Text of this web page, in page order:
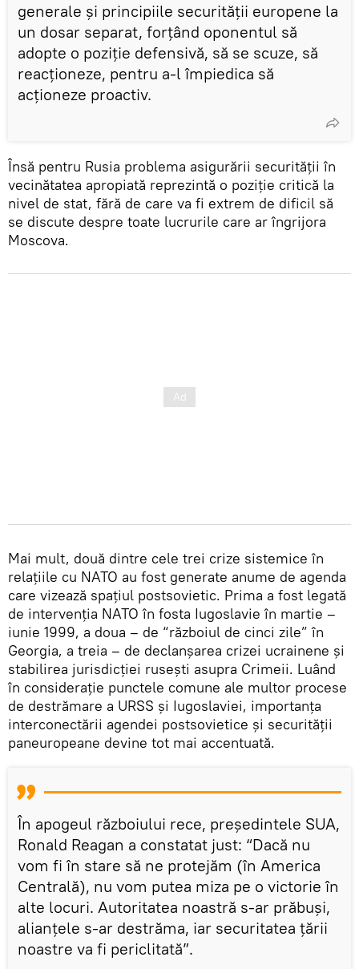
generale și principiile securității europene la
un dosar separat, forțând oponentul să
adopte o poziție defensivă, să se scuze, să
reacționeze, pentru a-l împiedica să
acționeze proactiv.
Însă pentru Rusia problema asigurării securității în
vecinătatea apropiată reprezintă o poziție critică la
nivel de stat, fără de care va fi extrem de dificil să
se discute despre toate lucrurile care ar îngrijora
Moscova.
Mai mult, două dintre cele trei crize sistemice în
relațiile cu NATO au fost generate anume de agenda
care vizează spațiul postsovietic. Prima a fost legată
de intervenția NATO în fosta Iugoslavie în martie –
iunie 1999, a doua – de “războiul de cinci zile” în
Georgia, a treia – de declanșarea crizei ucrainene și
stabilirea jurisdicției rusești asupra Crimeii. Luând
în considerație punctele comune ale multor procese
de destrămare a URSS și Iugoslaviei, importanța
interconectării agendei postsovietice și securității
paneuropeane devine tot mai accentuată.
În apogeul războiului rece, președintele SUA,
Ronald Reagan a constatat just: “Dacă nu
vom fi în stare să ne protejăm (în America
Centrală), nu vom putea miza pe o victorie în
alte locuri. Autoritatea noastră s-ar prăbuși,
alianțele s-ar destrăma, iar securitatea țării
noastre va fi periclitată”.